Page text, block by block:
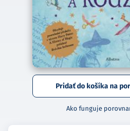
Pridať do košíka na
Ako funguje